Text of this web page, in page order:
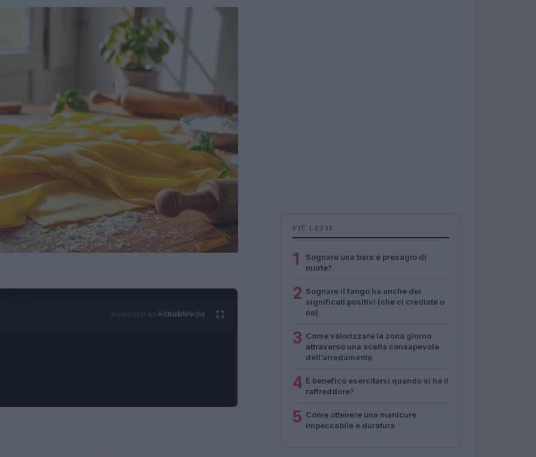
AdhubMedia
PIÙ LETTI
1
Sognare una bara è presagio di
morte?
2 Sognare il fango ha anche dei
significati positivi (che ci crediate o
no)
3 Come valorizzare la zona giorno
attraverso una scelta consapevole
dell’arredamento
4 È benefico esercitarsi quando si ha il
raffreddore?
5 Come ottenere una manicure
impeccabile e duratura